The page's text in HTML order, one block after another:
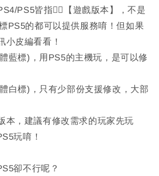
PS5皆指🙆‍♂️【遊戲版本】，不是
PS5的都可以提供服務唷！但如果
小皮編看看！
藍標)，用PS5的主機玩，是可以修
白標)，只有少部份支援修改，大部
本，建議有修改需求的玩家先玩
玩唷！
卻不行呢？